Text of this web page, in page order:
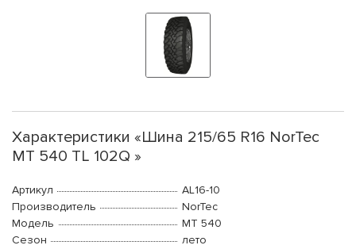
Характеристики «Шина 215/65 R16 NorTec
MT 540 TL 102Q »
Артикул
AL16-10
Производитель
NorTec
Модель
MT 540
Сезон
лето